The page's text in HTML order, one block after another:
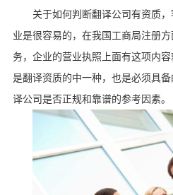
关于如何判断翻译公司有资质
业是很容易的，在我国工商局注册
务，企业的营业执照上面有这项内
是翻译资质的中一种，也是必须具
译公司是否正规和靠谱的参考因素。